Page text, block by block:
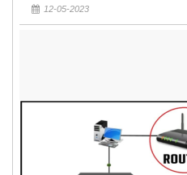
12-05-2023